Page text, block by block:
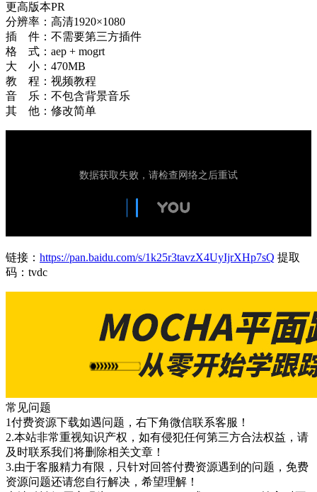
更高版本PR
分辨率：高清1920×1080
插 件：不需要第三方插件
格 式：aep + mogrt
大 小：470MB
教 程：视频教程
音 乐：不包含背景音乐
其 他：修改简单
链接： https://pan.baidu.com/s/1k25r3tavzX4UyIjrXHp7sQ 提取
码：tvdc
常见问题
1付费资源下载如遇问题，右下角微信联系客服！
2.本站非常重视知识产权，如有侵犯任何第三方合法权益，请
及时联系我们将删除相关文章！
3.由于客服精力有限，只针对回答付费资源遇到的问题，免费
资源问题还请您自行解决，希望理解！